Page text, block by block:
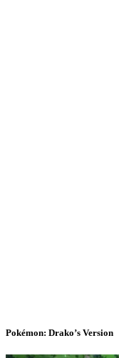
Pokémon: Drako’s Version